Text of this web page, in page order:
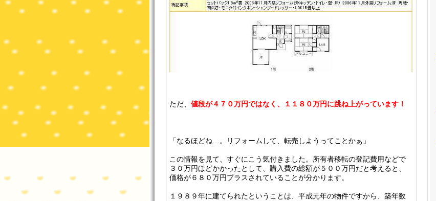
ただ、 値段が４７０万円ではなく、１１８０万円に跳ね上がっています！
「なるほどね…。リフォームして、転売しようってことかぁ」
この情報を見て、すぐにこう気付きました。所有者移転の登記費用などで
３０万円ほどかかったとして、購入費の総額が５００万円だと考えると、
価格が６８０万円プラスされていることが分かります。
１９８９年に建てられたということは、平成元年の物件ですから、築年数